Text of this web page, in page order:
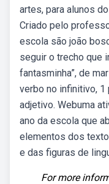
artes, para alunos
Criado pelo
escola são joão
seguir o trecho que
fantasminha”, de
verbo no infinitivo, 1
adjetivo. Webuma
ano da escola que
elementos dos
e das figuras de
For more